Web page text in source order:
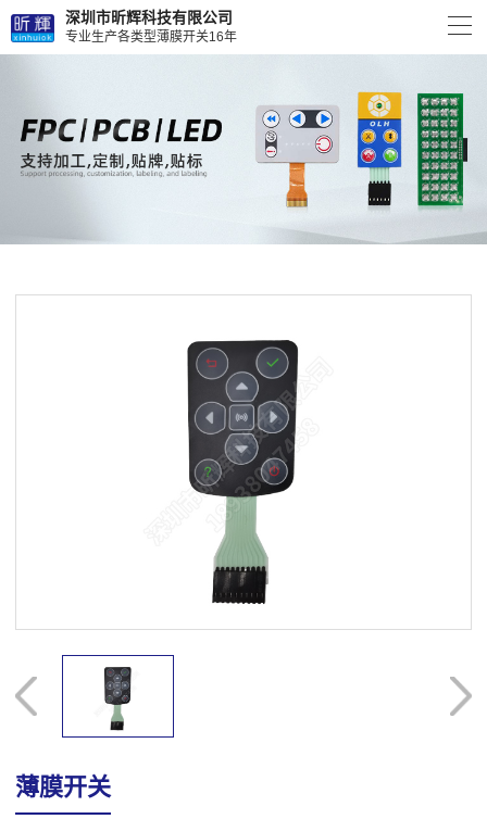
深圳市昕辉科技有限公司
专业生产各类型薄膜开关16年
薄膜开关